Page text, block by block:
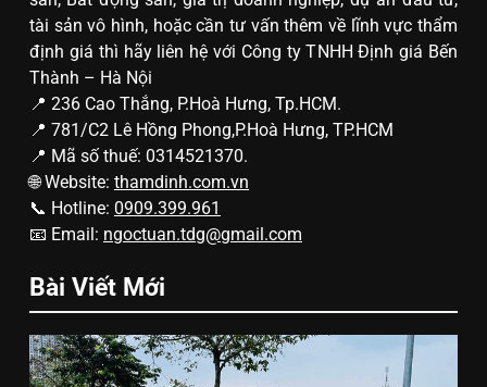
tài sản vô hình, hoặc cần tư vấn thêm về lĩnh vực thẩm
định giá thì hãy liên hệ với Công ty TNHH Định giá Bến
Thành – Hà Nội
📍 236 Cao Thắng, P.Hoà Hưng, Tp.HCM.
📍 781/C2 Lê Hồng Phong,P.Hoà Hưng, TP.HCM
📍 Mã số thuế: 0314521370.
🌐 Website: thamdinh.com.vn
📞 Hotline: 0909.399.961
📧 Email: ngoctuan.tdg@gmail.com
Bài Viết Mới